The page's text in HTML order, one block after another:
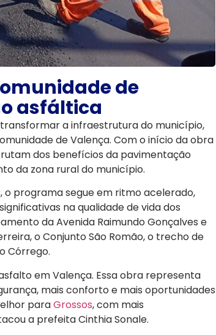
de
asfáltica
a infraestrutura do município,
de Valença. Com o início da obra
dos benefícios da pavimentação
da zona rural do município.
o programa segue em ritmo acelerado,
na qualidade de vida dos
da Avenida Raimundo Gonçalves e
o Conjunto São Romão, o trecho de
Córrego.
em Valença. Essa obra representa
mais conforto e mais oportunidades
paraGrossos, com mais
a prefeita Cinthia Sonale.